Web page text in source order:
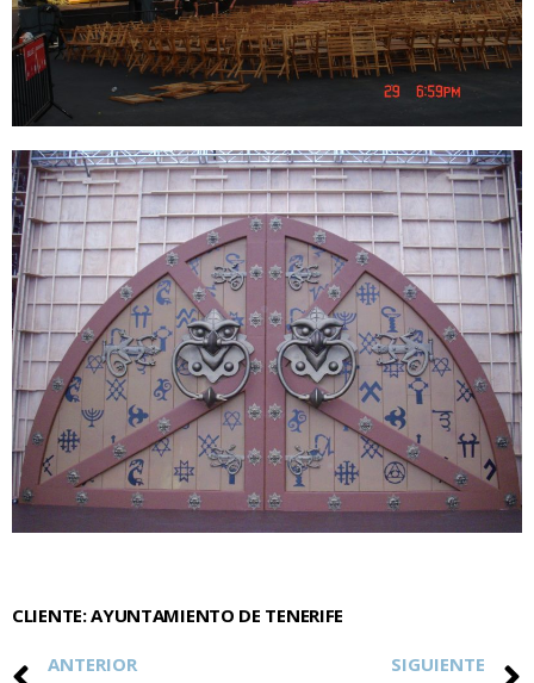
CLIENTE: AYUNTAMIENTO DE TENERIFE
ANTERIOR SIGUIENTE